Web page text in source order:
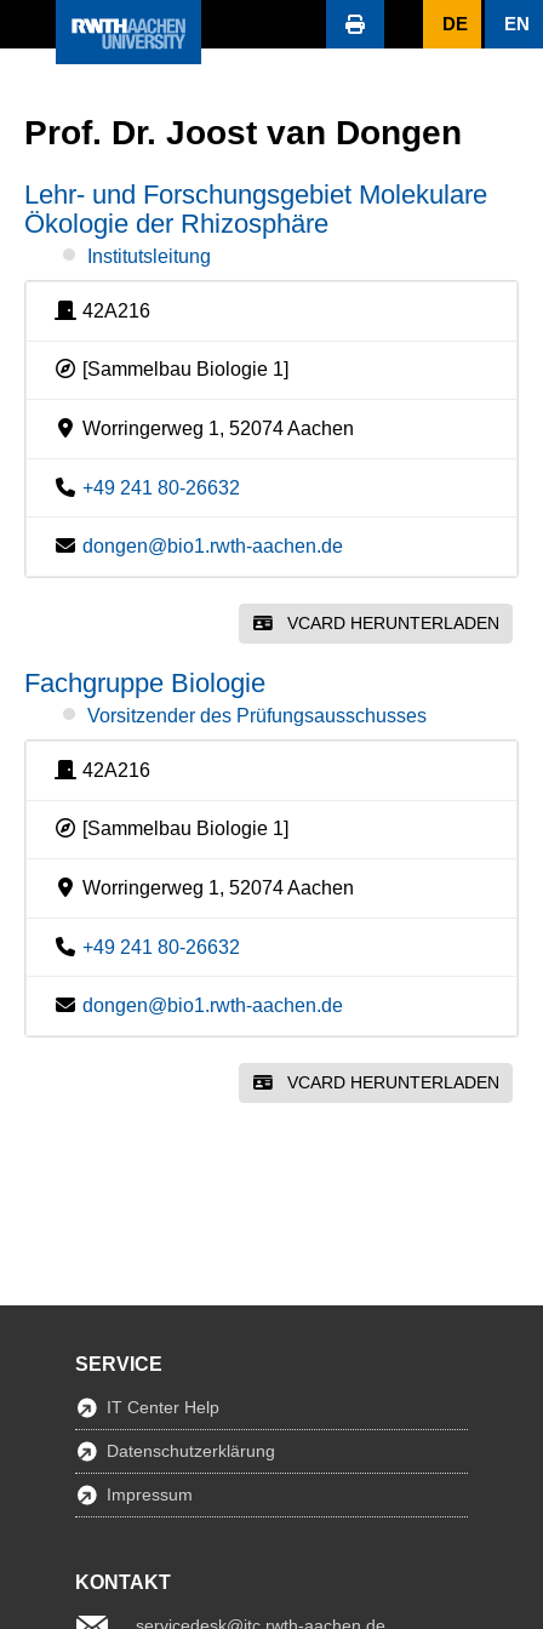
DE EN
Prof. Dr. Joost van Dongen
Lehr- und Forschungsgebiet Molekulare
Ökologie der Rhizosphäre
Institutsleitung
42A216
[Sammelbau Biologie 1]
Worringerweg 1, 52074 Aachen
+49 241 80-26632
dongen@bio1.rwth-aachen.de
VCARD HERUNTERLADEN
Fachgruppe Biologie
Vorsitzender des Prüfungsausschusses
42A216
[Sammelbau Biologie 1]
Worringerweg 1, 52074 Aachen
+49 241 80-26632
dongen@bio1.rwth-aachen.de
VCARD HERUNTERLADEN
SERVICE
IT Center Help
Datenschutzerklärung
Impressum
KONTAKT